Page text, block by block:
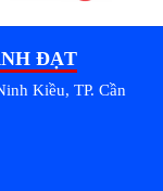
ĐẠT
Kiều, TP. Cần